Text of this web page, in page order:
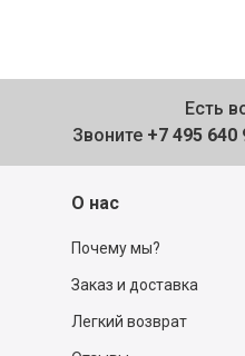
Есть
Звоните +7 495 640
О нас
Почему мы?
Заказ и доставка
Легкий возврат